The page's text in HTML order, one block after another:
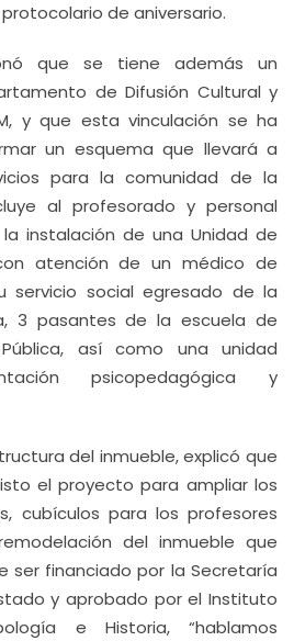
de aniversario.
que se tiene además un
de Difusión Cultural y
y que esta vinculación se ha
un esquema que llevará a
para la comunidad de la
al profesorado y personal
instalación de una Unidad de
atención de un médico de
servicio social egresado de la
3 pasantes de la escuela de
así como una unidad
psicopedagógica y
del inmueble, explicó que
el proyecto para ampliar los
cubículos para los profesores
del inmueble que
ser financiado por la Secretaría
y aprobado por el Instituto
e Historia, “hablamos